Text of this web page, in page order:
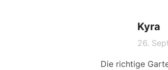
Kyra
26.
Die richtige